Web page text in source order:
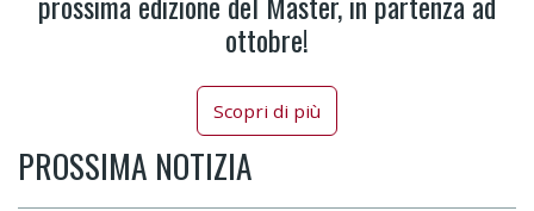
ottobre!
Scopri di più
PROSSIMA NOTIZIA